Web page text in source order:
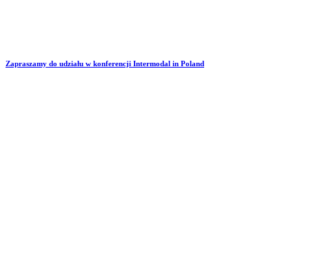
Zapraszamy do udziału w konferencji Intermodal in Poland